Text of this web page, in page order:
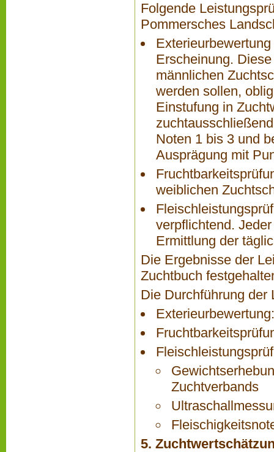
Folgende
Pommersches
Erscheinung.
männlichen
werden sollen,
Einstufung in
Noten 1 bis 3 und
Ausprägung mit
weiblichen
verpflichtend.
Ermittlung der
Die Ergebnisse der
Zuchtbuch
Die Durchführung der
Zuchtverbands
5.